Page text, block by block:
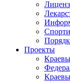
Проекты